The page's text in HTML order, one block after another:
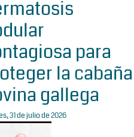
para
la cabaña
gallega
31 de julio de 2026